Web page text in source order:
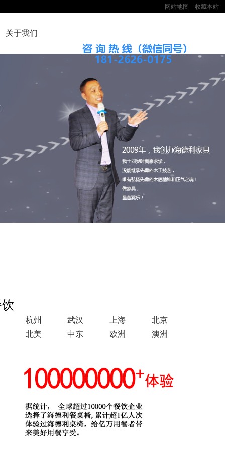
收藏本站
网站地图
关于我们
杭州 武汉 上海
北京
北美
中东 欧洲 澳洲